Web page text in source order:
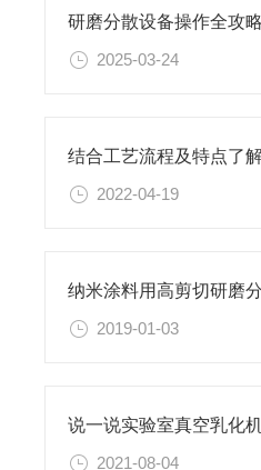
2025-03-24
2022-04-19
2019-01-03
2021-08-04